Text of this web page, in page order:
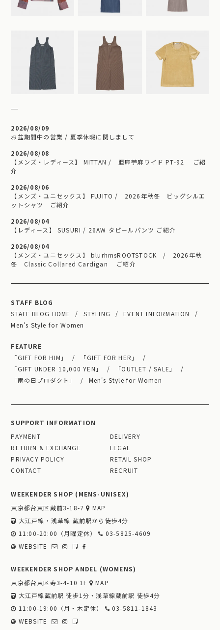
2026/08/09
お盆期間中の営業 / 夏季休暇に関しまして
2026/08/08
【メンズ・レディース】 MITTAN / 亜麻苧麻ワイド PT-92 ご紹
介
2026/08/06
【メンズ・ユニセックス】 FUJITO / 2026年秋冬 ビッグシルエ
ットシャツ ご紹介
2026/08/04
【レディース】 SUSURI / 26AW タピールパンツ ご紹介
2026/08/04
【メンズ・ユニセックス】 blurhmsROOTSTOCK / 2026年秋
冬 Classic Collared Cardigan ご紹介
STAFF BLOG
STAFF BLOG HOME
STYLING
EVENT INFORMATION
Men's Style for Women
FEATURE
「GIFT FOR HIM」
「GIFT FOR HER」
「GIFT UNDER 10,000 YEN」
「OUTLET / SALE」
「雨の日プロダクト」
Men's Style for Women
SUPPORT INFORMATION
PAYMENT
DELIVERY
RETURN & EXCHANGE
LEGAL
PRIVACY POLICY
RETAIL SHOP
CONTACT
RECRUIT
WEEKENDER SHOP (MENS-UNISEX)
東京都台東区蔵前3-18-7
MAP
大江戸線・浅草線 蔵前駅から徒歩4分
11:00-20:00（月曜定休）
03-5825-4609
WEBSITE
WEEKENDER SHOP ANDEL (WOMENS)
東京都台東区寿3-4-10 1F
MAP
大江戸線蔵前駅 徒歩1分・浅草線蔵前駅 徒歩4分
11:00-19:00（月・木定休）
03-5811-1843
WEBSITE